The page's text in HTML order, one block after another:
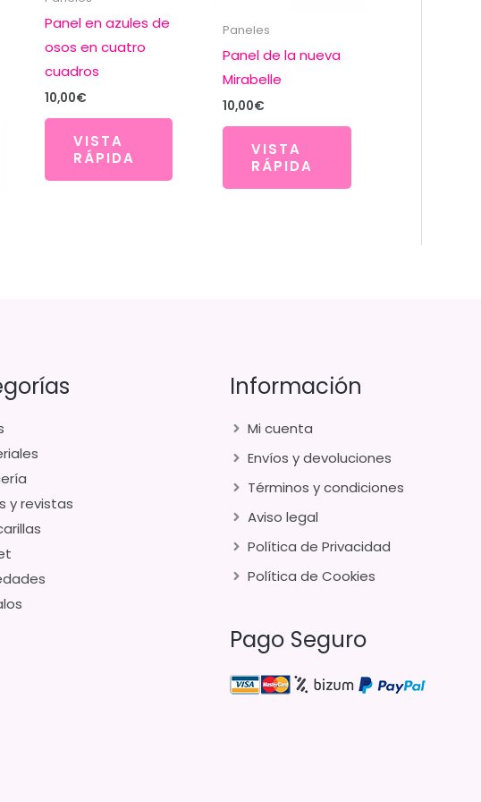
Panel en azules de
osos en cuatro
cuadros
10,00€
VISTA
RÁPIDA
Paneles
Panel de la nueva
Mirabelle
10,00€
VISTA
RÁPIDA
y revistas
Información
Mi cuenta
Envíos y devoluciones
Términos y condiciones
Aviso legal
Política de Privacidad
Política de Cookies
Pago Seguro